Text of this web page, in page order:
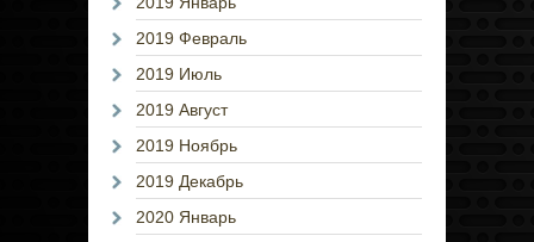
2019 Февраль
2019 Июль
2019 Август
2019 Ноябрь
2019 Декабрь
2020 Январь